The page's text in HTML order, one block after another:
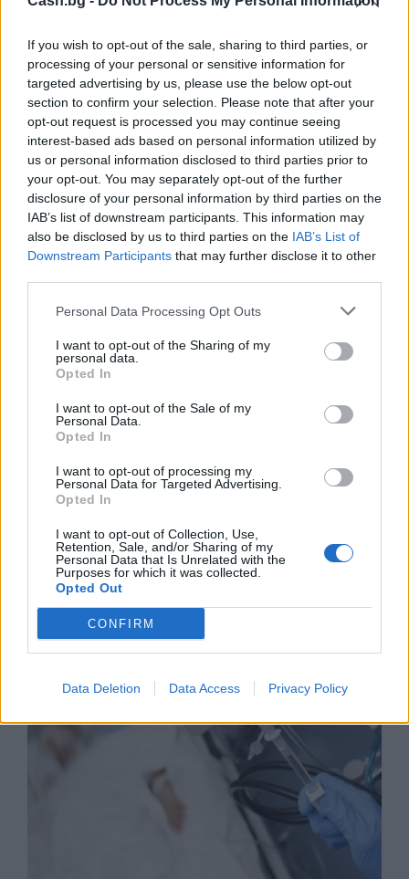
If you wish to opt-out of the sale, sharing to third parties, or
processing of your personal or sensitive information for
targeted advertising by us, please use the below opt-out
section to confirm your selection. Please note that after your
opt-out request is processed you may continue seeing
interest-based ads based on personal information utilized by
us or personal information disclosed to third parties prior to
your opt-out. You may separately opt-out of the further
disclosure of your personal information by third parties on the
IAB’s list of downstream participants. This information may
also be disclosed by us to third parties on the IAB’s List of
Downstream Participants that may further disclose it to other
Personal Data Processing Opt Outs
I want to opt-out of the Sharing of my
personal data.
Opted In
I want to opt-out of the Sale of my
Personal Data.
Opted In
I want to opt-out of processing my
Personal Data for Targeted Advertising.
Opted In
I want to opt-out of Collection, Use,
Retention, Sale, and/or Sharing of my
Personal Data that Is Unrelated with the
Purposes for which it was collected.
Opted Out
CONFIRM
Data Deletion Data Access Privacy Policy
Френска инвестиция активира
изграждането на интерконектора
между Гърция и Кипър
Износът на електромобили от Китай
е нараснал със 120%
06.08.2026 / 16:30